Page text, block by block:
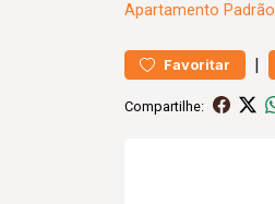
Apartamento Padrão
Favoritar |
Compartilhe: